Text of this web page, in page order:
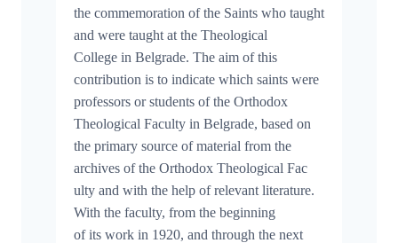
the commemoration of the Saints who taught
and were taught at the Theological
College in Belgrade. The aim of this
contribution is to indicate which saints were
professors or students of the Orthodox
Theological Faculty in Belgrade, based on
the primary source of material from the
archives of the Orthodox Theological Fac
ulty and with the help of relevant literature.
With the faculty, from the beginning
of its work in 1920, and through the next